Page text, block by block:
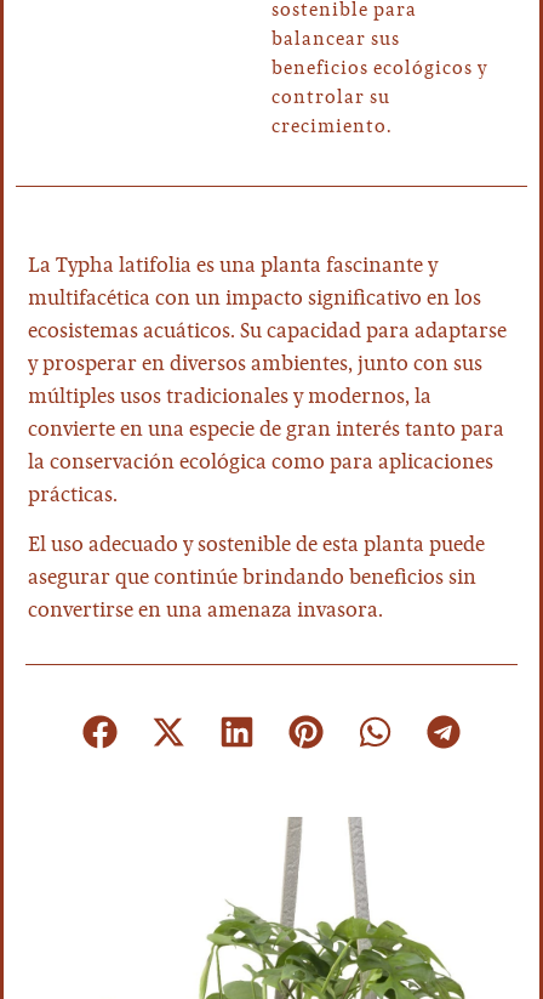
sostenible para
balancear sus
beneficios ecológicos y
controlar su
crecimiento.
La Typha latifolia es una planta fascinante y
multifacética con un impacto significativo en los
ecosistemas acuáticos. Su capacidad para adaptarse
y prosperar en diversos ambientes, junto con sus
múltiples usos tradicionales y modernos, la
convierte en una especie de gran interés tanto para
la conservación ecológica como para aplicaciones
prácticas.
El uso adecuado y sostenible de esta planta puede
asegurar que continúe brindando beneficios sin
convertirse en una amenaza invasora.